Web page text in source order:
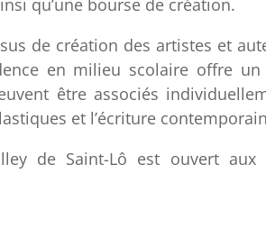
qu’une bourse de création.
de création des artistes et
en milieu scolaire offre un
être associés
et l’écriture
de Saint-Lô est ouvert aux